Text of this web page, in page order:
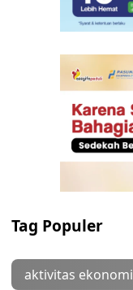
Tag Populer
aktivitas ekonomi